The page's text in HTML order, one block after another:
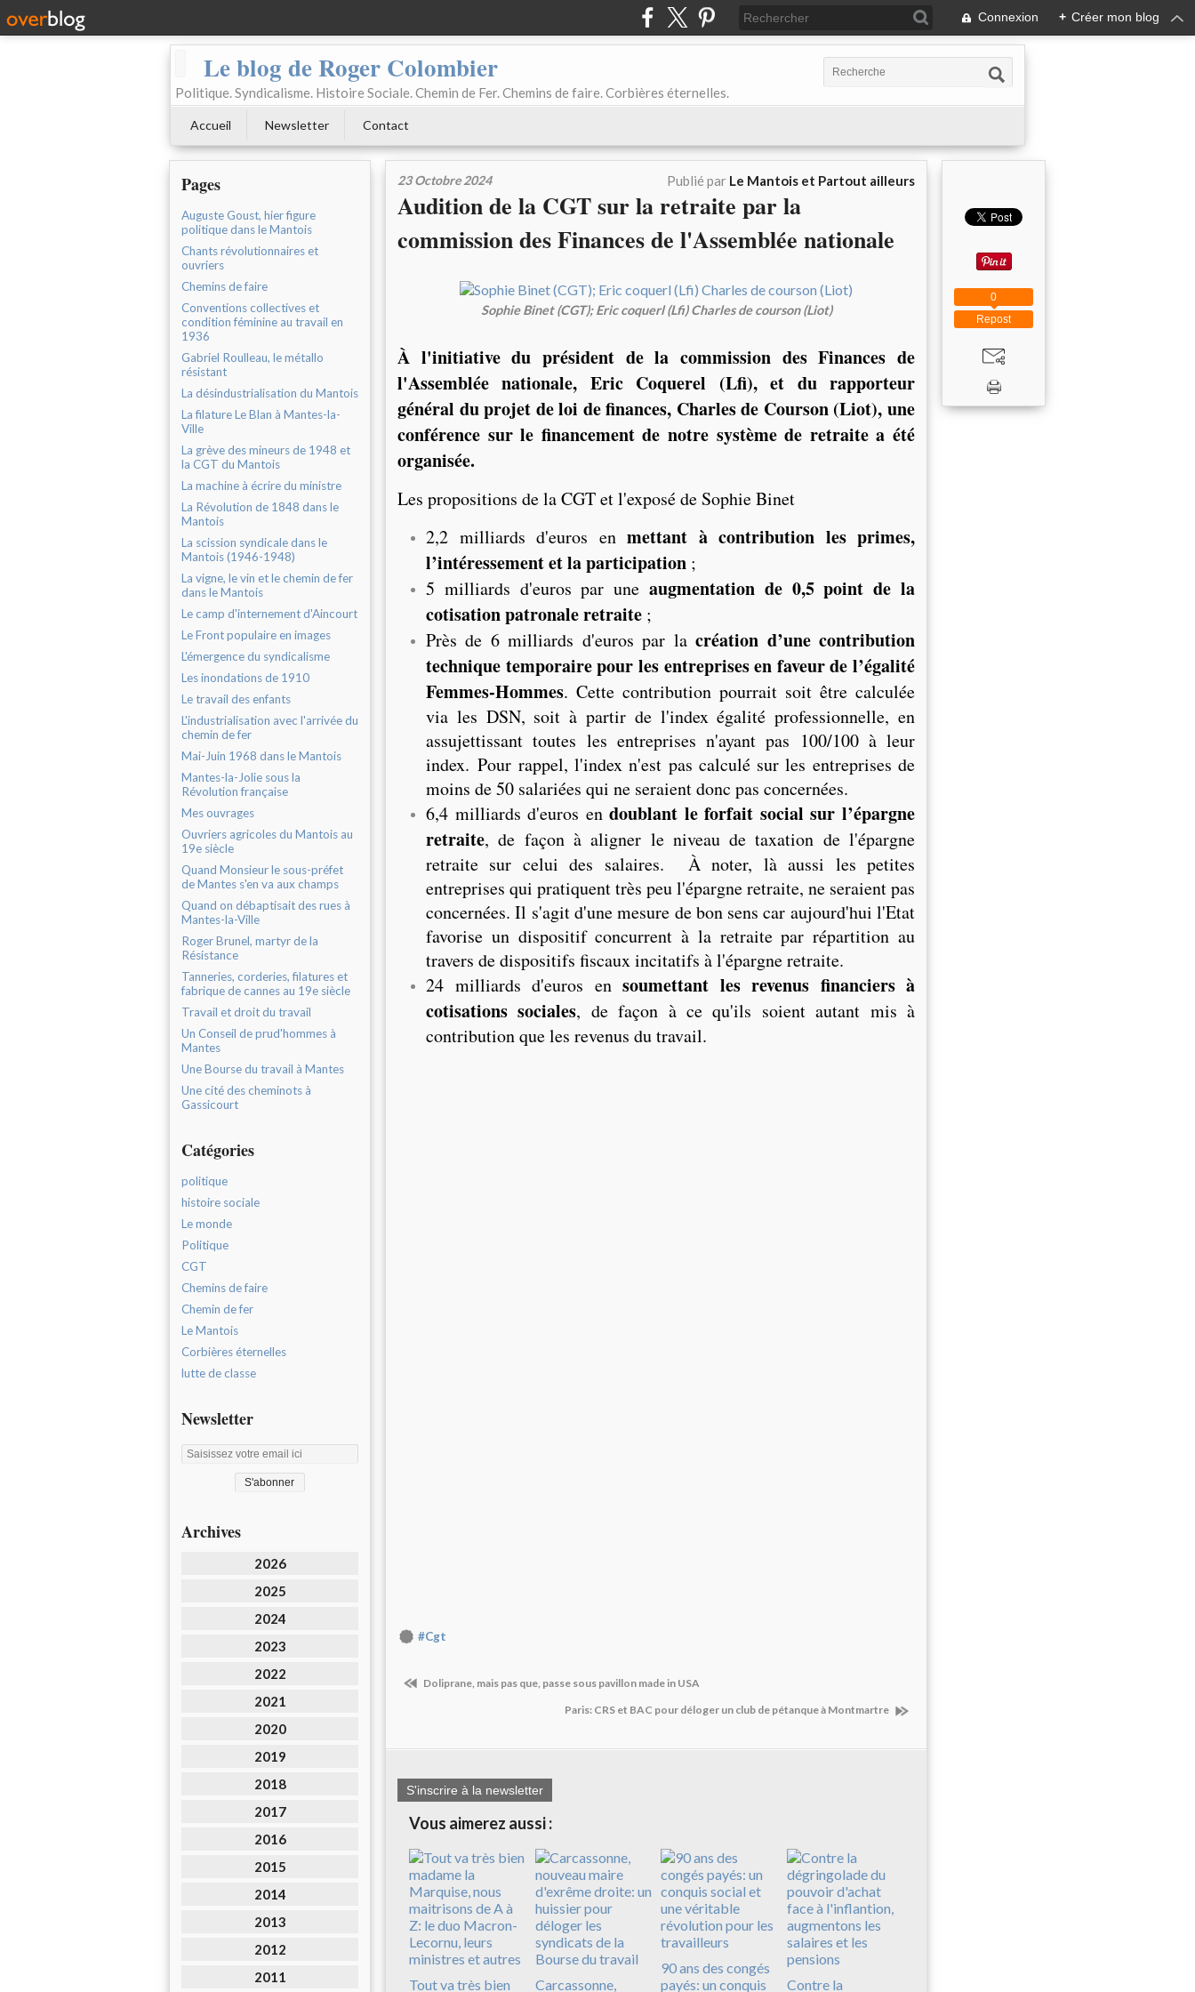
Connexion + Créer mon blog
Le blog de Roger Colombier
Politique. Syndicalisme. Histoire Sociale. Chemin de Fer. Chemins de faire. Corbières éternelles.
Accueil Newsletter Contact
Pages
Auguste Goust, hier figure
politique dans le Mantois
Chants révolutionnaires et
ouvriers
Chemins de faire
Conventions collectives et
condition féminine au travail en
1936
Gabriel Roulleau, le métallo
résistant
La désindustrialisation du Mantois
La filature Le Blan à Mantes-la-
Ville
La grève des mineurs de 1948 et
la CGT du Mantois
La machine à écrire du ministre
La Révolution de 1848 dans le
Mantois
La scission syndicale dans le
Mantois (1946-1948)
La vigne, le vin et le chemin de fer
dans le Mantois
Le camp d'internement d'Aincourt
Le Front populaire en images
L'émergence du syndicalisme
Les inondations de 1910
Le travail des enfants
L'industrialisation avec l'arrivée du
chemin de fer
Mai-Juin 1968 dans le Mantois
Mantes-la-Jolie sous la
Révolution française
Mes ouvrages
Ouvriers agricoles du Mantois au
19e siècle
Quand Monsieur le sous-préfet
de Mantes s'en va aux champs
Quand on débaptisait des rues à
Mantes-la-Ville
Roger Brunel, martyr de la
Résistance
Tanneries, corderies, filatures et
fabrique de cannes au 19e siècle
Travail et droit du travail
Un Conseil de prud'hommes à
Mantes
Une Bourse du travail à Mantes
Une cité des cheminots à
Gassicourt
Catégories
politique
histoire sociale
Le monde
Politique
CGT
Chemins de faire
Chemin de fer
Le Mantois
Corbières éternelles
lutte de classe
Newsletter
Archives
2026
2025
2024
2023
2022
2021
2020
2019
2018
2017
2016
2015
2014
2013
2012
2011
23 Octobre 2024 Publié par Le Mantois et Partout ailleurs
Audition de la CGT sur la retraite par la
commission des Finances de l'Assemblée nationale
Sophie Binet (CGT); Eric coquerl (Lfi) Charles de courson (Liot)
À l'initiative du président de la commission des Finances de
l'Assemblée nationale, Eric Coquerel (Lfi), et du rapporteur
général du projet de loi de finances, Charles de Courson (Liot), une
conférence sur le financement de notre système de retraite a été
organisée.
Les propositions de la CGT et l'exposé de Sophie Binet
2,2 milliards d'euros en mettant à contribution les primes,
l’intéressement et la participation ;
5 milliards d'euros par une augmentation de 0,5 point de la
cotisation patronale retraite ;
Près de 6 milliards d'euros par lacréation d’une contribution
technique temporaire pour les entreprises en faveur de l’égalité
Femmes-Hommes. Cette contribution pourrait soit être calculée
via les DSN, soit à partir de l'index égalité professionnelle, en
assujettissant toutes les entreprises n'ayant pas 100/100 à leur
index. Pour rappel, l'index n'est pas calculé sur les entreprises de
moins de 50 salariées qui ne seraient donc pas concernées.
6,4 milliards d'euros endoublant le forfait social sur l’épargne
retraite, de façon à aligner le niveau de taxation de l'épargne
retraite sur celui des salaires. À noter, là aussi les petites
entreprises qui pratiquent très peu l'épargne retraite, ne seraient pas
concernées. Il s'agit d'une mesure de bon sens car aujourd'hui l'Etat
favorise un dispositif concurrent à la retraite par répartition au
travers de dispositifs fiscaux incitatifs à l'épargne retraite.
24 milliards d'euros en soumettant les revenus financiers à
cotisations sociales, de façon à ce qu'ils soient autant mis à
contribution que les revenus du travail.
#Cgt
Doliprane, mais pas que, passe sous pavillon made in USA
Paris: CRS et BAC pour déloger un club de pétanque à Montmartre
S'inscrire à la newsletter
Vous aimerez aussi :
Tout va très bien Carcassonne,
90 ans des congés
payés: un conquis
Contre la
Repost
0